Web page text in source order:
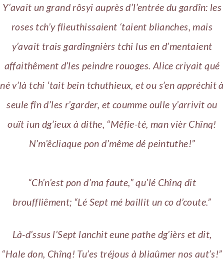
Y’avait un grand rôsyi auprès d’l’entrée du gardîn: les
roses tch’y flieuthissaient ‘taient blianches, mais
y’avait trais gardîngnièrs tchi lus en d’mentaient
affaithêment d’les peindre rouoges. Alice criyait qué
né v’là tchi ‘tait bein tchuthieux, et ou s’en appréchit à
seule fîn d’les r’garder, et coumme oulle y’arrivit ou
ouït iun dg’ieux à dithe, “Mêfie-té, man vièr Chînq!
N’m’êcliaque pon d’même dé peintuthe!”
“Ch’n’est pon d’ma faute,” qu’lé Chînq dit
brouffliêment; “Lé Sept mé baillit un co d’coute.”
Là-d’ssus l’Sept lanchit eune pathe dg’ièrs et dit,
“Hale don, Chînq! Tu’es tréjous à bliaûmer nos aut’s!”